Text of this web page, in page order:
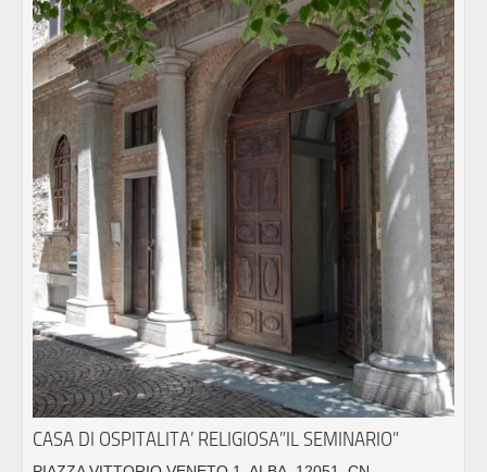
CASA DI OSPITALITA’ RELIGIOSA”IL SEMINARIO”